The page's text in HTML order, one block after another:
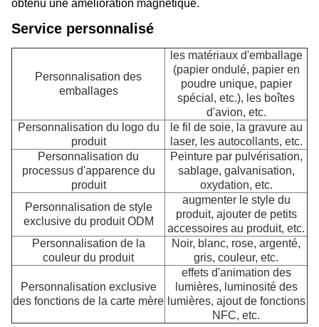
obtenu une amélioration magnétique.
Service personnalisé
Personnalisation des
emballages
les matériaux d'emballage
(papier ondulé, papier en
poudre unique, papier
spécial, etc.), les boîtes
d'avion, etc.
Personnalisation du logo du
produit
le fil de soie, la gravure au
laser, les autocollants, etc.
Personnalisation du
processus d'apparence du
produit
Peinture par pulvérisation,
sablage, galvanisation,
oxydation, etc.
Personnalisation de style
exclusive du produit ODM
augmenter le style du
produit, ajouter de petits
accessoires au produit, etc.
Personnalisation de la
couleur du produit
Noir, blanc, rose, argenté,
gris, couleur, etc.
Personnalisation exclusive
des fonctions de la carte mère
effets d'animation des
lumières, luminosité des
lumières, ajout de fonctions
NFC, etc.